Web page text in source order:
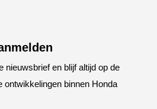
nieuwsbrief en blijf altijd op de
ontwikkelingen binnen Honda